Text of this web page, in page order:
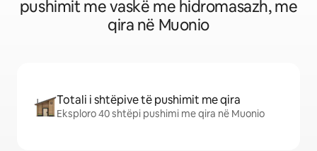
pushimit me vaskë me hidromasazh, me
qira në Muonio
Totali i shtëpive të pushimit me qira
Eksploro 40 shtëpi pushimi me qira në Muonio